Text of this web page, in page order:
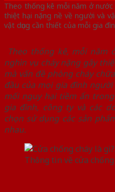
Theo thống kê mỗi năm ở nước
thiệt hại nặng nề về người và
vật dụng cần thiết của mỗi gia đìn
Theo thống kê, mỗi năm
nghìn vụ cháy nặng gây
mà vấn đề phòng cháy
đầu của mọi gia đình
mối nguy hại tiềm ẩn
gia đình, công ty và các
chọn sử dụng các sản
nhau.
Thông tin về cửa